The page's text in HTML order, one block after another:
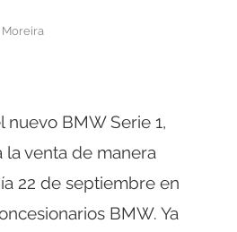
Moreira
nuevo BMW Serie 1,
venta de manera
22 de septiembre en
BMW. Ya